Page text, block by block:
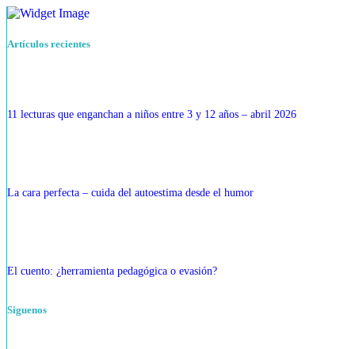
Artículos recientes
11 lecturas que enganchan a niños entre 3 y 12 años – abril 2026
La cara perfecta – cuida del autoestima desde el humor
El cuento: ¿herramienta pedagógica o evasión?
Siguenos